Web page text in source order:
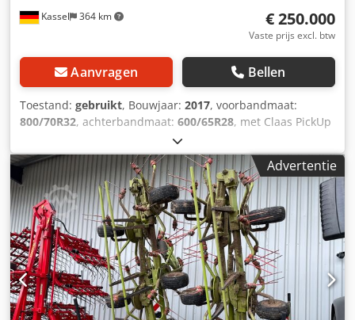
Kassel 364 km € 250.000
Vaste prijs excl. btw
Aanvragen Bellen
Toestand: gebruikt, Bouwjaar: 2017, voorbandmaat:
800/70R32, achterbandmaat: 600/65R28, met Claas PickUp
300, met Claas Orbis 7,50 m, Mercedes-motor 430 kW, 585
pk, 36-messentrommel, korrelkneuzer, Auto Fill,
bandendrukregelsysteem, achteruitrijcamera,
toevoegmiddeltank/systeem. Dsdetpgm Eopfx Aprjkr
Advertentie